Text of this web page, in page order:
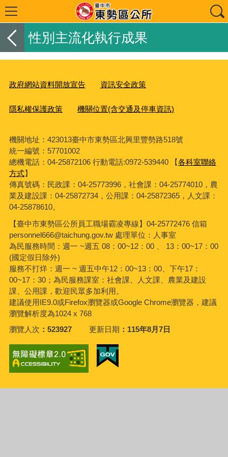
性別主流化執行成果
政府網站資料開放宣告 資訊安全政策
隱私權保護政策 機關位置(含交通及停車資訊)
機關地址：423013臺中市東勢區北興里豐勢路518號
統一編號：57701002
總機電話：04-25872106 行動電話:0972-539440 【各科室聯絡
方式】
傳真號碼：民政課：04-25773996，社會課：04-25774010，農
業及建設課：04-25872734，公用課：04-25872365，人文課：
04-25878610。
【臺中市東勢區公所員工職場霸凌專線】04-25772476 信箱
personnel666@taichung.gov.tw 處理單位：人事室
為民服務時間：週一 ~週五 08：00~12：00 、 13：00~17：00
(國定假日除外)
服務不打烊：週一 ~ 週五中午12：00~13：00、下午17：
00~17：30；為民服務課室：社會課、人文課、農業及建設
課、公用課，歡迎民眾多加利用。
建議使用IE9.0或Firefox瀏覽器或Google Chrome瀏覽器，建議
瀏覽解析度為1024 x 768
瀏覽人次
523927 更新日期 115年8月7日